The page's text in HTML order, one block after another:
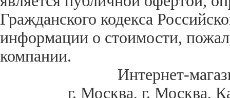
Гражданского кодекса
информации о стоимости,
компании.
Интернет-
г. Москва,г. Москва,